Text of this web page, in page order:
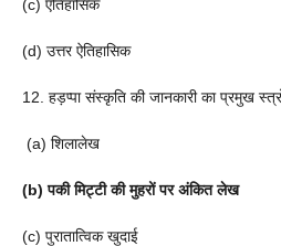
(c) एतिहासिक
(d) उत्तर ऐतिहासिक
12. हड़प्पा संस्कृति की जानकारी का प्रमुख
(a) शिलालेख
(b) पकी मिट्टी की मुहरों पर अंकित लेख
(c) पुरातात्विक खुदाई